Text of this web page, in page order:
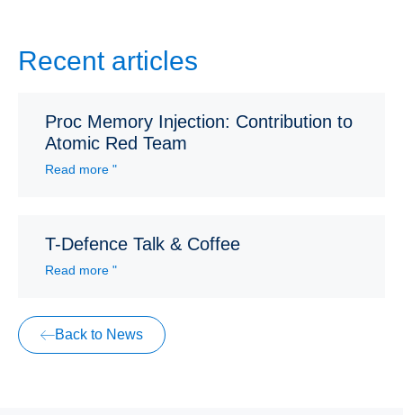
Recent articles
Proc Memory Injection: Contribution to
Atomic Red Team
Read more "
T-Defence Talk & Coffee
Read more "
Back to News